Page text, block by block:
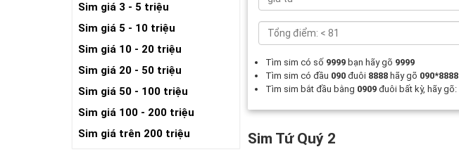
Sim giá 3 - 5 triệu
Sim giá 5 - 10 triệu
Sim giá 10 - 20 triệu
Sim giá 20 - 50 triệu
Sim giá 50 - 100 triệu
Sim giá 100 - 200 triệu
Sim giá trên 200 triệu
Tìm sim có số 9999 bạn hãy gõ 9999
Tìm sim có đầu 090đuôi 8888 hãy gõ 090*8888
Tìm sim bắt đầu bằng 0909 đuôi bất kỳ, hãy gõ:
Sim Tứ Quý 2